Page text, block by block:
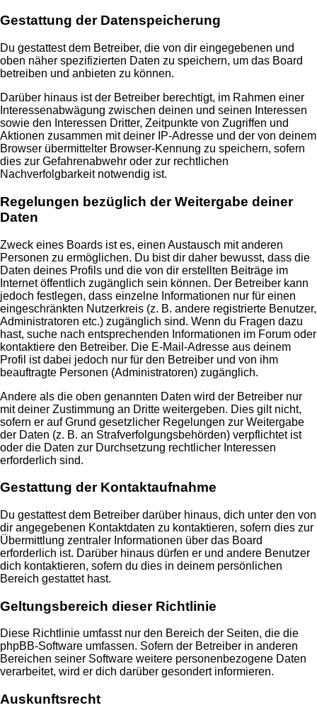
Gestattung der Datenspeicherung
Du gestattest dem Betreiber, die von dir eingegebenen und
oben näher spezifizierten Daten zu speichern, um das Board
betreiben und anbieten zu können.
Darüber hinaus ist der Betreiber berechtigt, im Rahmen einer
Interessenabwägung zwischen deinen und seinen Interessen
sowie den Interessen Dritter, Zeitpunkte von Zugriffen und
Aktionen zusammen mit deiner IP-Adresse und der von deinem
Browser übermittelter Browser-Kennung zu speichern, sofern
dies zur Gefahrenabwehr oder zur rechtlichen
Nachverfolgbarkeit notwendig ist.
Regelungen bezüglich der Weitergabe deiner
Daten
Zweck eines Boards ist es, einen Austausch mit anderen
Personen zu ermöglichen. Du bist dir daher bewusst, dass die
Daten deines Profils und die von dir erstellten Beiträge im
Internet öffentlich zugänglich sein können. Der Betreiber kann
jedoch festlegen, dass einzelne Informationen nur für einen
eingeschränkten Nutzerkreis (z. B. andere registrierte Benutzer,
Administratoren etc.) zugänglich sind. Wenn du Fragen dazu
hast, suche nach entsprechenden Informationen im Forum oder
kontaktiere den Betreiber. Die E-Mail-Adresse aus deinem
Profil ist dabei jedoch nur für den Betreiber und von ihm
beauftragte Personen (Administratoren) zugänglich.
Andere als die oben genannten Daten wird der Betreiber nur
mit deiner Zustimmung an Dritte weitergeben. Dies gilt nicht,
sofern er auf Grund gesetzlicher Regelungen zur Weitergabe
der Daten (z. B. an Strafverfolgungsbehörden) verpflichtet ist
oder die Daten zur Durchsetzung rechtlicher Interessen
erforderlich sind.
Gestattung der Kontaktaufnahme
Du gestattest dem Betreiber darüber hinaus, dich unter den von
dir angegebenen Kontaktdaten zu kontaktieren, sofern dies zur
Übermittlung zentraler Informationen über das Board
erforderlich ist. Darüber hinaus dürfen er und andere Benutzer
dich kontaktieren, sofern du dies in deinem persönlichen
Bereich gestattet hast.
Geltungsbereich dieser Richtlinie
Diese Richtlinie umfasst nur den Bereich der Seiten, die die
phpBB-Software umfassen. Sofern der Betreiber in anderen
Bereichen seiner Software weitere personenbezogene Daten
verarbeitet, wird er dich darüber gesondert informieren.
Auskunftsrecht